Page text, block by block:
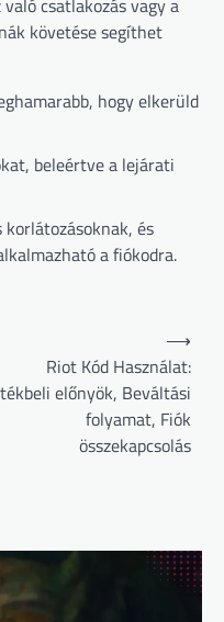
csatlakozás vagy a
követése segíthet
hogy elkerüld
beleértve a lejárati
és
a fiókodra.
Riot Kód Használat:
előnyök, Beváltási
folyamat, Fiók
összekapcsolás
⟶